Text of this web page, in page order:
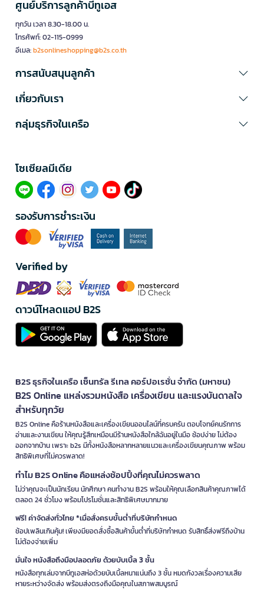
ศูนย์บริการลูกค้าบีทูเอส
ทุกวัน เวลา 8.30-18.00 น.
โทรศัพท์: 02-115-0999
อีเมล:b2sonlineshopping@b2s.co.th
การสนับสนุนลูกค้า
เกี่ยวกับเรา
กลุ่มธุรกิจในเครือ
โซเซียลมีเดีย​
รองรับการชำระเงิน
Verified by
ดาวน์โหลดแอป B2S
B2S ธุรกิจในเครือ เซ็นทรัล รีเทล คอร์ปอเรชั่น จำกัด (มหาชน)
B2S Online แหล่งรวมหนังสือ เครื่องเขียน และแรงบันดาลใจ
สำหรับทุกวัย
B2S Online คือร้านหนังสือและเครื่องเขียนออนไลน์ที่ครบครัน ตอบโจทย์คนรักการ
อ่านและงานเขียน ให้คุณรู้สึกเหมือนมีร้านหนังสือใกล้ฉันอยู่ในมือ ช้อปง่าย ไม่ต้อง
ออกจากบ้าน เพราะ b2s มีทั้งหนังสือหลากหลายแนวและเครื่องเขียนคุณภาพ พร้อม
สิทธิพิเศษที่ไม่ควรพลาด!
ทำไม B2S Online คือแหล่งช้อปปิ้งที่คุณไม่ควรพลาด
ไม่ว่าคุณจะเป็นนักเรียน นักศึกษา คนทำงาน B2S พร้อมให้คุณเลือกสินค้าคุณภาพได้
ตลอด 24 ชั่วโมง พร้อมโปรโมชั่นและสิทธิพิเศษมากมาย
ฟรี! ค่าจัดส่งทั่วไทย *เมื่อสั่งครบขั้นต่ำที่บริษัทกำหนด
ช้อปเพลินเกินคุ้ม! เพียงมียอดสั่งซื้อสินค้าขั้นต่ำที่บริษัทกำหนด รับสิทธิ์ส่งฟรีถึงบ้าน
ไม่ต้องจ่ายเพิ่ม
มั่นใจ หนังสือถึงมือปลอดภัย ด้วยบับเบิ้ล 3 ชั้น
หนังสือทุกเล่มจากบีทูเอสห่อด้วยบับเบิ้ลหนาแน่นถึง 3 ชั้น หมดกังวลเรื่องความเสีย
หายระหว่างจัดส่ง พร้อมส่งตรงถึงมือคุณในสภาพสมบูรณ์